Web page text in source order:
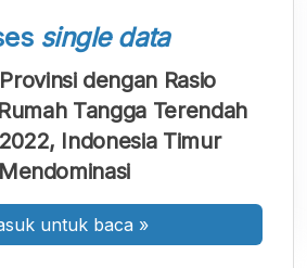
single data
dengan Rasio
Tangga Terendah
Indonesia Timur
Mendominasi
untuk baca »